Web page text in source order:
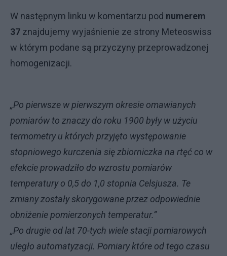
W następnym linku w komentarzu pod numerem
37 znajdujemy wyjaśnienie ze strony Meteoswiss
w którym podane są przyczyny przeprowadzonej
homogenizacji.
„Po pierwsze w pierwszym okresie omawianych
pomiarów to znaczy do roku 1900 były w użyciu
termometry u których przyjęto występowanie
stopniowego kurczenia się zbiorniczka na rtęć co w
efekcie prowadziło do wzrostu pomiarów
temperatury o 0,5 do 1,0 stopnia Celsjusza. Te
zmiany zostały skorygowane przez odpowiednie
obniżenie pomierzonych temperatur.”
„Po drugie od lat 70-tych wiele stacji pomiarowych
uległo automatyzacji. Pomiary które od tego czasu